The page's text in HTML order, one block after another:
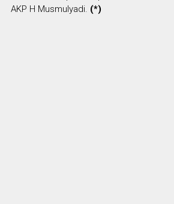
AKP H Musmulyadi. (*)